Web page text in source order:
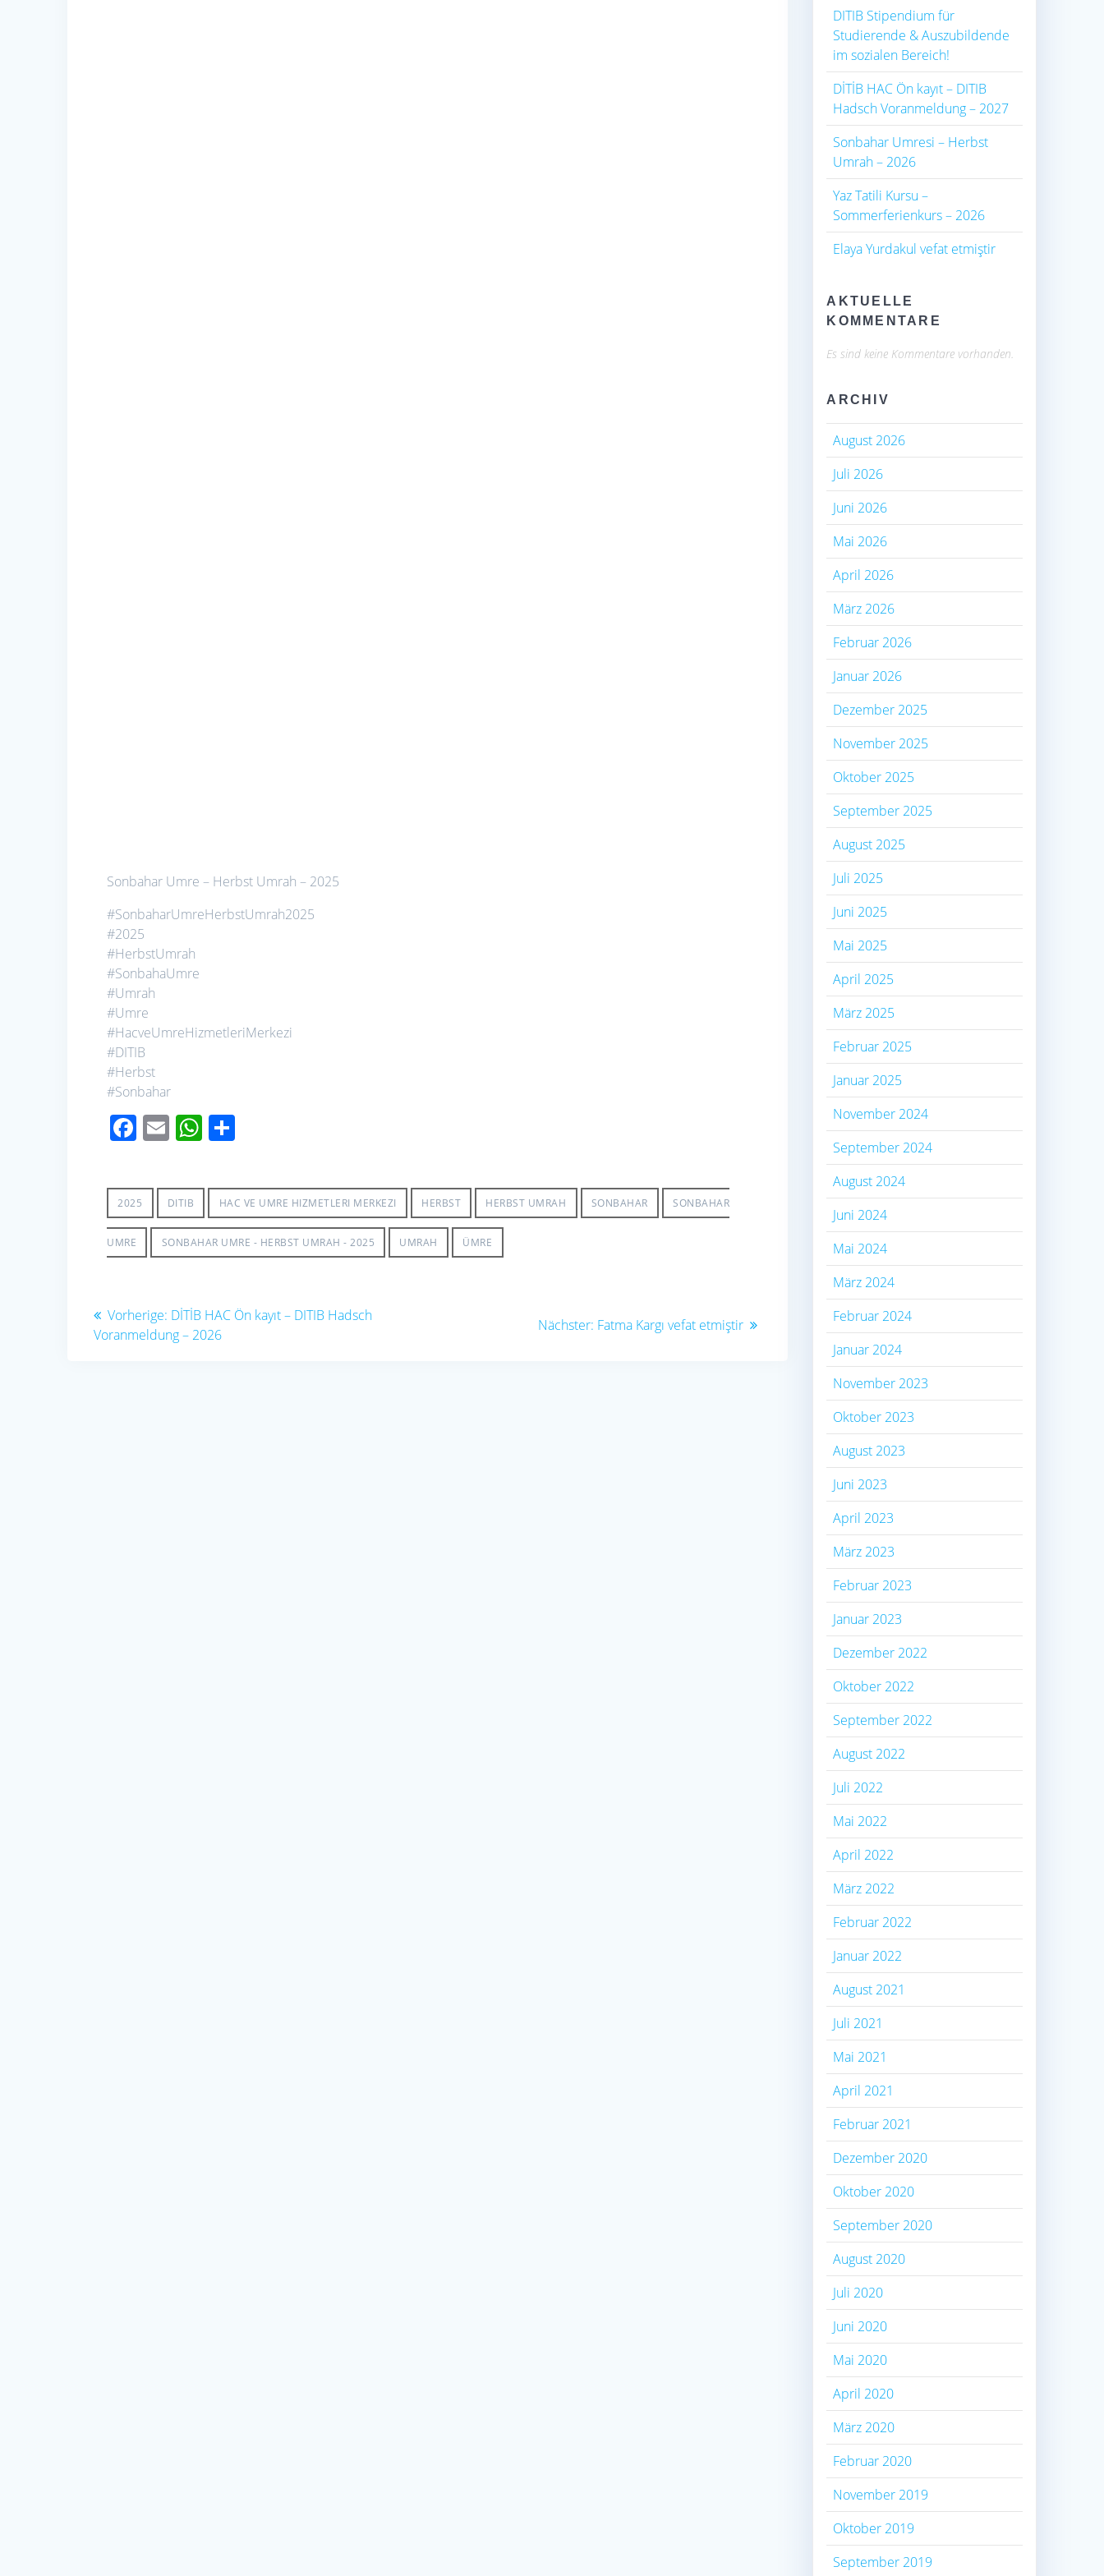
Sonbahar Umre – Herbst Umrah – 2025
#SonbaharUmreHerbstUmrah2025
#2025
#HerbstUmrah
#SonbahaUmre
#Umrah
#Umre
#HacveUmreHizmetleriMerkezi
#DITIB
#Herbst
#Sonbahar
F
e
b
o
o
E
ail
W
at
A
p
ar
e
2025 DITIB HAC VE UMRE HIZMETLERI MERKEZI HERBST HERBST UMRAH SONBAHAR SONBAHAR
UMRE SONBAHAR UMRE - HERBST UMRAH - 2025 UMRAH ÜMRE
Beitragsnavigation
Vorherige: Vorheriger
Beitrag:
DİTİB HAC Ön kayıt – DITIB Hadsch
Voranmeldung – 2026
Nächster: Nächster
Fatma Kargı vefat etmiştir
DITIB Stipendium für
Studierende & Auszubildende
im sozialen Bereich!
DİTİB HAC Ön kayıt – DITIB
Hadsch Voranmeldung – 2027
Sonbahar Umresi – Herbst
Umrah – 2026
Yaz Tatili Kursu –
Sommerferienkurs – 2026
Elaya Yurdakul vefat etmiştir
AKTUELLE
KOMMENTARE
Es sind keine Kommentare vorhanden.
ARCHIV
August 2026
Juli 2026
Juni 2026
Mai 2026
April 2026
März 2026
Februar 2026
Januar 2026
Dezember 2025
November 2025
Oktober 2025
September 2025
August 2025
Juli 2025
Juni 2025
Mai 2025
April 2025
März 2025
Februar 2025
Januar 2025
November 2024
September 2024
August 2024
Juni 2024
Mai 2024
März 2024
Februar 2024
Januar 2024
November 2023
Oktober 2023
August 2023
Juni 2023
April 2023
März 2023
Februar 2023
Januar 2023
Dezember 2022
Oktober 2022
September 2022
August 2022
Juli 2022
Mai 2022
April 2022
März 2022
Februar 2022
Januar 2022
August 2021
Juli 2021
Mai 2021
April 2021
Februar 2021
Dezember 2020
Oktober 2020
September 2020
August 2020
Juli 2020
Juni 2020
Mai 2020
April 2020
März 2020
Februar 2020
November 2019
Oktober 2019
September 2019